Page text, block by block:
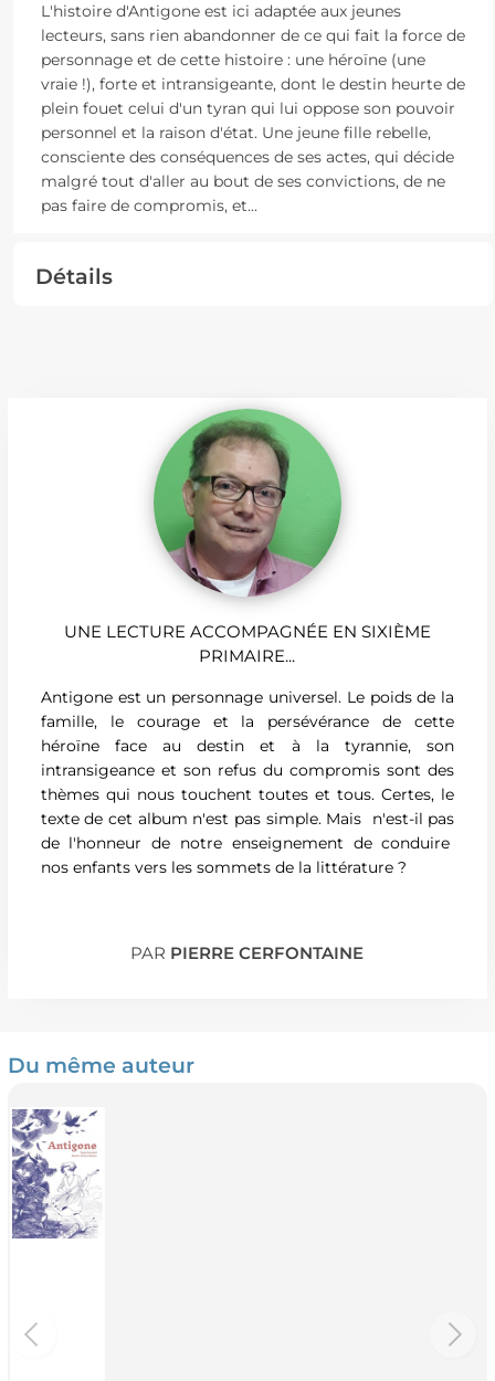
L'histoire d'Antigone est ici adaptée aux jeunes
lecteurs, sans rien abandonner de ce qui fait la force de
personnage et de cette histoire : une héroïne (une
vraie !), forte et intransigeante, dont le destin heurte de
plein fouet celui d'un tyran qui lui oppose son pouvoir
personnel et la raison d'état. Une jeune fille rebelle,
consciente des conséquences de ses actes, qui décide
malgré tout d'aller au bout de ses convictions, de ne
pas faire de compromis, et...
Détails
UNE LECTURE ACCOMPAGNÉE EN SIXIÈME
PRIMAIRE...
Antigone est un personnage universel. Le poids de la
famille, le courage et la persévérance de cette
héroïne face au destin et à la tyrannie, son
intransigeance et son refus du compromis sont des
thèmes qui nous touchent toutes et tous. Certes, le
texte de cet album n'est pas simple. Mais n'est-il pas
de l'honneur de notre enseignement de conduire
nos enfants vers les sommets de la littérature ?
PAR PIERRE CERFONTAINE
Du même auteur